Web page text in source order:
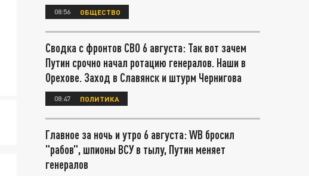
08:56 ОБЩЕСТВО
Сводка с фронтов СВО 6 августа: Так вот зачем
Путин срочно начал ротацию генералов. Наши в
Орехове. Заход в Славянск и штурм Чернигова
08:47 ПОЛИТИКА
Главное за ночь и утро 6 августа: WB бросил
"рабов", шпионы ВСУ в тылу, Путин меняет
генералов